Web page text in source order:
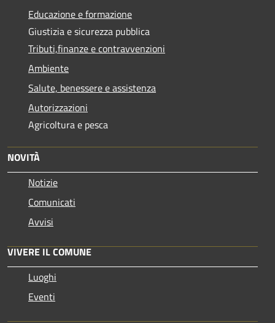
Educazione e formazione
Giustizia e sicurezza pubblica
Tributi,finanze e contravvenzioni
Ambiente
Salute, benessere e assistenza
Autorizzazioni
Agricoltura e pesca
NOVITÀ
Notizie
Comunicati
Avvisi
VIVERE IL COMUNE
Luoghi
Eventi